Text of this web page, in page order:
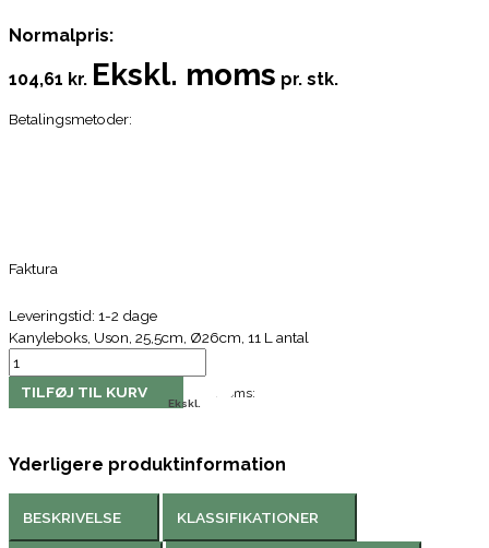
Normalpris:
104,61 kr. Ekskl. moms pr. stk.
Betalingsmetoder:
Faktura
Leveringstid: 1-2 dage
Kanyleboks, Uson, 25,5cm, Ø26cm, 11 L antal
TILFØJ TIL KURV Moms:
Ekskl.
Yderligere produktinformation
BESKRIVELSE KLASSIFIKATIONER